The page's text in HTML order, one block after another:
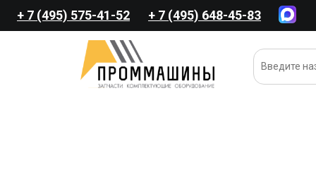
+ 7 (495) 575-41-52 + 7 (495) 648-45-83